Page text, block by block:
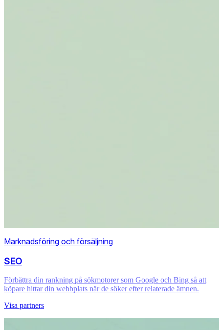
Marknadsföring och försäljning
SEO
Förbättra din rankning på sökmotorer som Google och Bing så att
köpare hittar din webbplats när de söker efter relaterade ämnen.
Visa partners